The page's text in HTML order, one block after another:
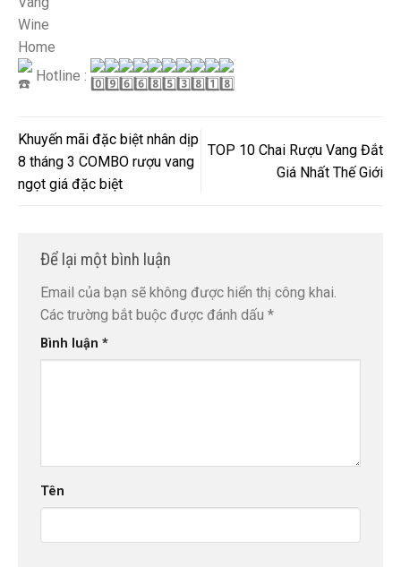
Hotline :
Khuyến mãi đặc biệt nhân dịp
8 tháng 3 COMBO rượu vang
ngọt giá đặc biệt
TOP 10 Chai Rượu Vang Đắt
Giá Nhất Thế Giới
Để lại một bình luận
Email của bạn sẽ không được hiển thị công khai.
Các trường bắt buộc được đánh dấu *
Bình luận *
Tên